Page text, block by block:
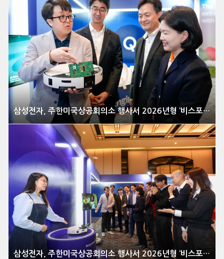
삼성전자, 주한미국상공회의소 행사서 2026년형 ‘비스포크 AI 스팀’ 로봇청소기 시연
삼성전자, 주한미국상공회의소 행사서 2026년형 ‘비스포크 AI 스팀’ 로봇청소기 시연